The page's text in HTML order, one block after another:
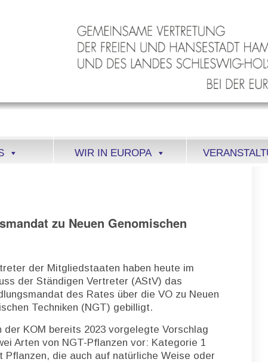
WIR IN EUROPA
zu Neuen Genomischen
der Mitgliedstaaten haben heute im
der Ständigen Vertreter (AStV) das
des Rates über die VO zu Neuen
Techniken (NGT) gebilligt.
der KOM bereits 2023 vorgelegte Vorschlag
Arten von NGT-Pflanzen vor: Kategorie 1
Pflanzen, die auch auf natürliche Weise oder